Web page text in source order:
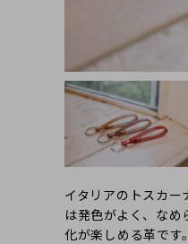
イタリアのトスカ
は発色がよく、な
化が楽しめる革です。